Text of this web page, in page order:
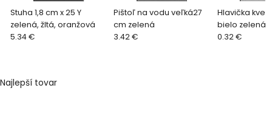
Stuha 1,8 cm x 25 Y
zelená, žltá, oranžová
5.34 €
Pištoľ na vodu veľká27
cm zelená
3.42 €
Hlavička kvetu
bielo zelená
0.32 €
Najlepší tovar